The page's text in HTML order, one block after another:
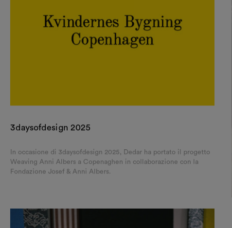
3daysofdesign 2025
In occasione di 3daysofdesign 2025, Dedar ha portato il progetto
Weaving Anni Albers a Copenaghen in collaborazione con la
Fondazione Josef & Anni Albers.